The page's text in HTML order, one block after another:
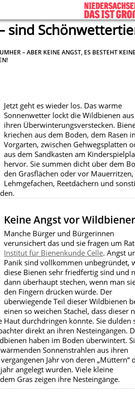
sind
– ABER KEINE ANGST, ES BESTEHT
Jetzt geht es wieder los. Das warme
Sonnenwetter lockt die Wildbienen aus
ihren Überwinterungsverstecken.
kriechen aus dem Boden, dem Rasen
Vorgarten, zwischen Gehwegsplatten
aus dem Sandkasten am
hervor. Sie summen dicht über dem
den Grasflächen oder vor Mauerritzen,
Lehmgefachen, Reetdächern und
Keine Angst vor
Manche Bürger und Bürgerinnen
verunsichert das und sie fragen um
Institut für Bienenkunde Celle. Angst
Panik sind vollkommen unbegründet,
diese Bienen sehr friedfertig sind und
dann überhaupt stechen, wenn man
den Fingern drücken würde. Der
überwiegende Teil dieser Wildbienen
einen so weichen Stachel, dass dieser
Haut durchdringen könnte. Sie dulden
direkt an ihren Nesteingängen.
haben im Boden überwintert.
Sonnenstrahlen aus ihren
Jahr von deren „Müttern“
angelegt wurden. Viele kleine
Gras zeigen ihre Nesteingänge.